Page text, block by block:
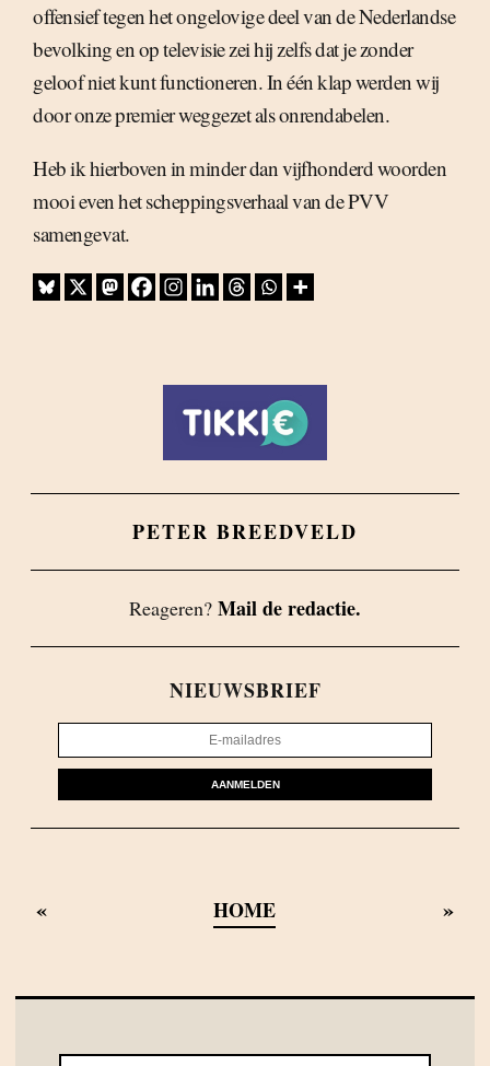
offensief tegen het ongelovige deel van de Nederlandse
bevolking en op televisie zei hij zelfs dat je zonder
geloof niet kunt functioneren. In één klap werden wij
door onze premier weggezet als onrendabelen.
Heb ik hierboven in minder dan vijfhonderd woorden
mooi even het scheppingsverhaal van de PVV
samengevat.
PETER BREEDVELD
Reageren? Mail de redactie.
NIEUWSBRIEF
AANMELDEN
« HOME »